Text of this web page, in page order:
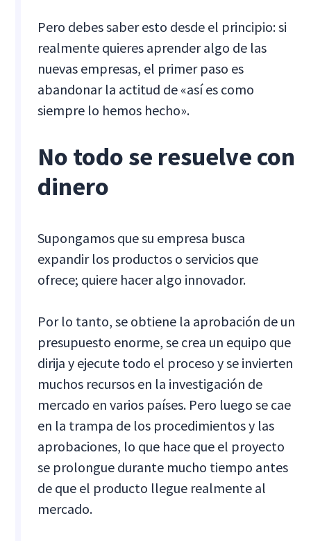
Pero debes saber esto desde el principio: si
realmente quieres aprender algo de las
nuevas empresas, el primer paso es
abandonar la actitud de «así es como
siempre lo hemos hecho».
No todo se resuelve con
dinero
Supongamos que su empresa busca
expandir los productos o servicios que
ofrece; quiere hacer algo innovador.
Por lo tanto, se obtiene la aprobación de un
presupuesto enorme, se crea un equipo que
dirija y ejecute todo el proceso y se invierten
muchos recursos en la investigación de
mercado en varios países. Pero luego se cae
en la trampa de los procedimientos y las
aprobaciones, lo que hace que el proyecto
se prolongue durante mucho tiempo antes
de que el producto llegue realmente al
mercado.